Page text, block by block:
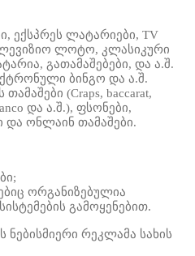
ექსპრეს ლატარიები, TV
ლოტო, კლასიკური
გათამაშებები, და ა.შ.
ბინგო და ა.შ.
(Craps, baccarat,
და ა.შ.), ფსონები,
და ონლაინ თამაშები.
ორგანიზებულია
გამოყენებით.
ნებისმიერი რეკლამა სახის